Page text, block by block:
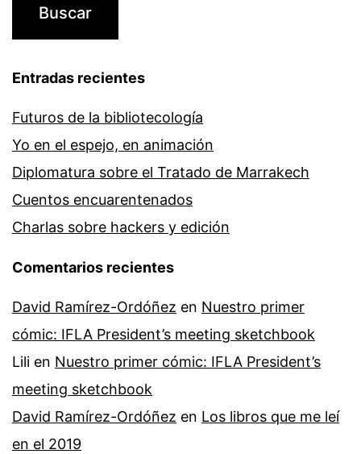
Entradas recientes
Futuros de la bibliotecología
Yo en el espejo, en animación
Diplomatura sobre el Tratado de Marrakech
Cuentos encuarentenados
Charlas sobre hackers y edición
Comentarios recientes
David Ramírez-Ordóñez en Nuestro primer
cómic: IFLA President’s meeting sketchbook
Lili en Nuestro primer cómic: IFLA President’s
meeting sketchbook
David Ramírez-Ordóñez en Los libros que me leí
en el 2019